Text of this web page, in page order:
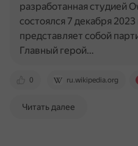
0 ru.wikipedia.org
разработанная студией
состоялся 7 декабря
представляет собой
Главный герой…
Читать далее